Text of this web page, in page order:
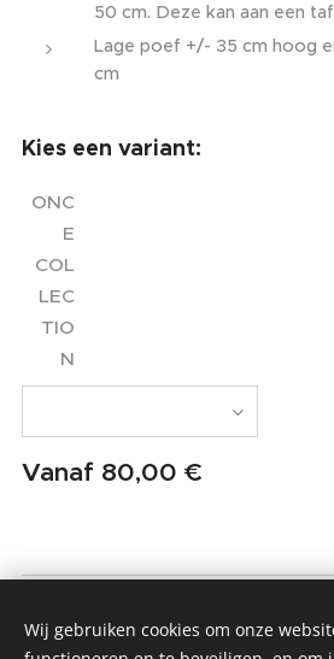
50 cm. Deze kan aan een
Lage poef +/- 35 cm hoog
cm
Kies een variant:
ONC
E
COL
LEC
TIO
N
Vanaf 80,00 €
Alle rechten
Wij gebruiken cookies om onze